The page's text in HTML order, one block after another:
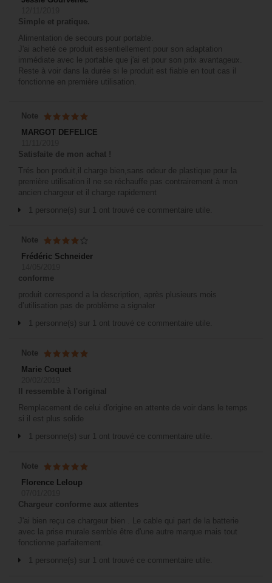
Simple et pratique.
Alimentation de secours pour portable.
J'ai acheté ce produit essentiellement pour son adaptation
immédiate avec le portable que j'ai et pour son prix avantageux.
Reste à voir dans la durée si le produit est fiable en tout cas il
fonctionne en première utilisation.
Note
MARGOT DEFELICE
Satisfaite de mon achat !
Trés bon produit,il charge bien,sans odeur de plastique pour la
première utilisation il ne se réchauffe pas contrairement à mon
ancien chargeur et il charge rapidement
1 personne(s) sur 1 ont trouvé ce commentaire utile.
Note
Frédéric Schneider
conforme
produit correspond a la description, après plusieurs mois
d’utilisation pas de problème a signaler
1 personne(s) sur 1 ont trouvé ce commentaire utile.
Note
Marie Coquet
Il ressemble à l'original
Remplacement de celui d'origine en attente de voir dans le temps
si il est plus solide
1 personne(s) sur 1 ont trouvé ce commentaire utile.
Note
Florence Leloup
Chargeur conforme aux attentes
J'ai bien reçu ce chargeur bien . Le cable qui part de la batterie
avec la prise murale semble être d'une autre marque mais tout
fonctionne parfaitement.
1 personne(s) sur 1 ont trouvé ce commentaire utile.